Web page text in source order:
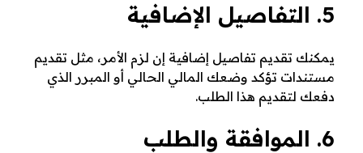
5. التفاصيل الإضافية
يمكنك تقديم تفاصيل إضافية إن لزم الأمر، مثل تقديم
مستندات تؤكد وضعك المالي الحالي أو المبرر الذي
دفعك لتقديم هذا الطلب.
6. الموافقة والطلب